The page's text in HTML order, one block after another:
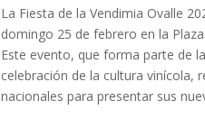
La Fiesta de la Vendimia Ovalle
domingo 25 de febrero en la
Este evento, que forma parte de
celebración de la cultura vinícola,
nacionales para presentar sus